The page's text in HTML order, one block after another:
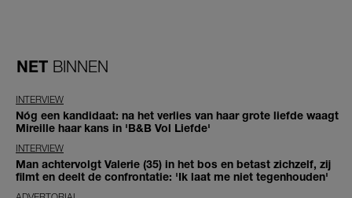
NET BINNEN
INTERVIEW
Nóg een kandidaat: na het verlies van haar grote liefde waagt
Mireille haar kans in 'B&B Vol Liefde'
INTERVIEW
Man achtervolgt Valerie (35) in het bos en betast zichzelf, zij
filmt en deelt de confrontatie: 'Ik laat me niet tegenhouden'